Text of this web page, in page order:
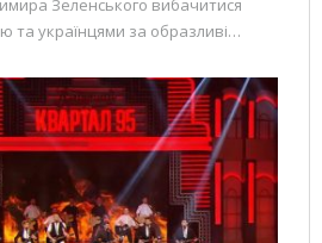
Зеленського вибачитися
та українцями за образливі…